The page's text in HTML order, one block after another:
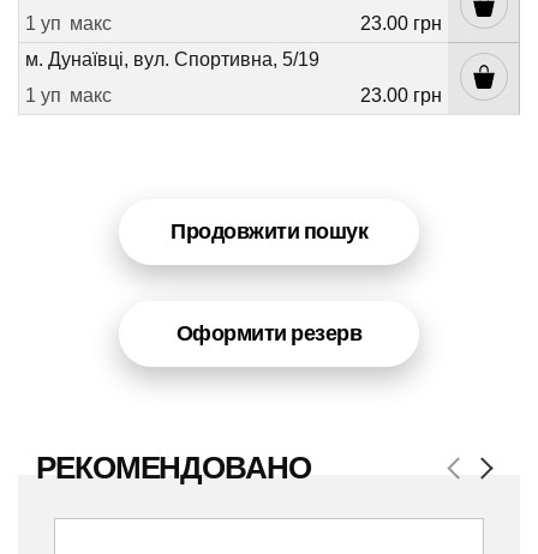
1 уп макс
23.00 грн
м. Дунаївці, вул. Спортивна, 5/19
1 уп макс 23.00 грн
Продовжити пошук
Оформити резерв
РЕКОМЕНДОВАНО Previous
Next